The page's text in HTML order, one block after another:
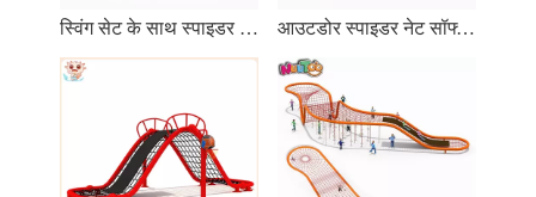
स्विंग सेट के साथ स्पाइडर वेब क्लाइंबर आउटडोर स्पाइडर नेट सॉफ्ट क्लाइंबिंग सेट